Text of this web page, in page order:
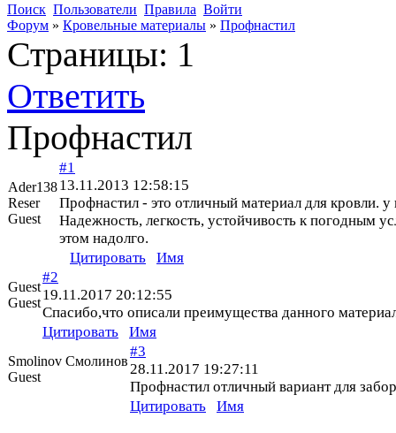
Поиск Пользователи Правила Войти
Форум » Кровельные материалы » Профнастил
Страницы: 1
Ответить
Профнастил
Ader138
Reser
Guest
#1
13.11.2013 12:58:15
Профнастил - это отличный материал для кровли.
Надежность, легкость, устойчивость к погодным
этом надолго.
Цитировать
Имя
Guest
Guest
#2
19.11.2017 20:12:55
Cпасибо,что описали преимущества данного
Цитировать
Имя
Smolinov Смолинов
Guest
#3
28.11.2017 19:27:11
Профнастил отличный вариант для
Цитировать
Имя